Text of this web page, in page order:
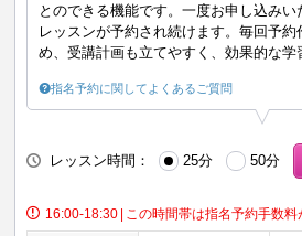
とのできる機能です。一度お申し込み
レッスンが予約され続けます。毎回予
め、受講計画も立てやすく、効果的な学
指名予約に関してよくあるご質問
レッスン時間： 25分 50分
16:00-18:30 | この時間帯は指名予約手数料